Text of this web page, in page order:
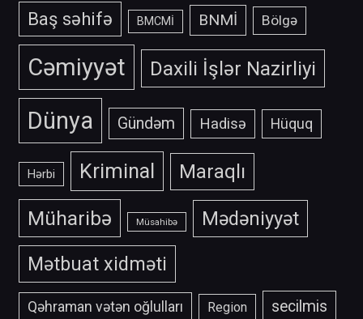
Baş səhifə BMCMİ BNMİ Bölgə
Cəmiyyət Daxili İşlər Nazirliyi
Dünya Gündəm Hadisə Hüquq
Hərbi Kriminal Maraqlı
Müharibə Müsahibə
Mədəniyyət
Mətbuat xidməti
Qəhraman vətən oğlulları Region secilmis